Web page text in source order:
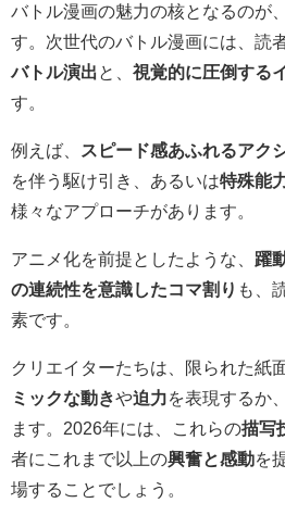
バトル漫画の魅力の核となるのが、
す。次世代のバトル漫画には、読
バトル演出 と、 視覚的に圧倒する
す。
例えば、 スピード感あふれるアク
を伴う駆け引き、あるいは特殊能
様々なアプローチがあります。
アニメ化を前提としたような、 躍
の連続性を意識したコマ割り も、
素です。
クリエイターたちは、限られた紙
ミックな動きや迫力を表現するか
ます。2026年には、これらの描写
者にこれまで以上の興奮と感動を
場することでしょう。